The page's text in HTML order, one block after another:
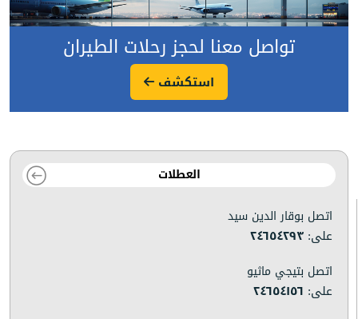
تواصل معنا لحجز رحلات الطيران
استكشف
العطلات
اتصل بوقار الدين سيد
على: ٢٤٦٥٤٢٩٣
اتصل بتيجي ماثيو
على: ٢٤٦٥٤١٥٦